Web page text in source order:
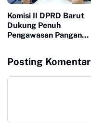
Komisi II DPRD Barut
Dukung Penuh
Pengawasan Pangan
Posting Komentar